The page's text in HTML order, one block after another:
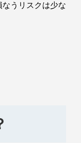
うリスクは少な